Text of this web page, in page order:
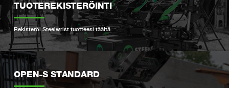
TUOTEREKISTERÖINTI
Rekisteröi Steelwrist tuotteesi täältä
OPEN-S STANDARD